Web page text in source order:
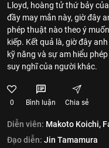
Lloyd, hoàng tử thứ bảy
đầy may mắn này, giờ đây
phép thuật nào theo ý
kiếp. Kết quả là, giờ đây
kỹ năng và sự am hiểu
suy nghĩ của người khác.
0 Bình luận Chia sẻ
Diễn viên: Makoto Koichi,
Đạo diễn: Jin Tamamura